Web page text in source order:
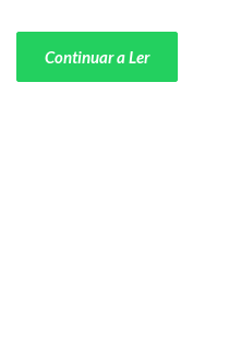
Continuar a Ler